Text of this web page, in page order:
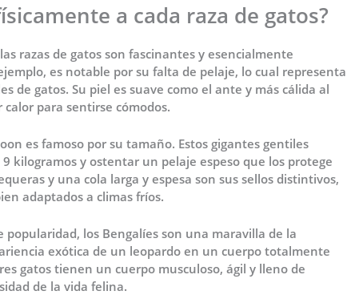
a cada raza de gatos?
razas de gatos son fascinantes y esencialmente
es notable por su falta de pelaje, lo cual representa
de gatos. Su piel es suave como el ante y más cálida al
para sentirse cómodos.
es famoso por su tamaño. Estos gigantes gentiles
kilogramos y ostentar un pelaje espeso que los protege
y una cola larga y espesa son sus sellos distintivos,
adaptados a climas fríos.
popularidad, los Bengalíes son una maravilla de la
exótica de un leopardo en un cuerpo totalmente
gatos tienen un cuerpo musculoso, ágil y lleno de
de la vida felina.